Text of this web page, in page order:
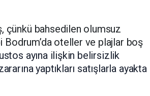
çünkü bahsedilen olumsuz
Bodrum’da oteller ve plajlar boş
ayına ilişkin belirsizlik
yaptıkları satışlarla ayakta